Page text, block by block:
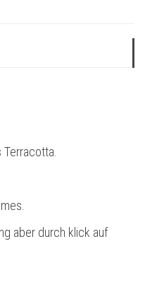
Terracotta.
aber durch klick auf